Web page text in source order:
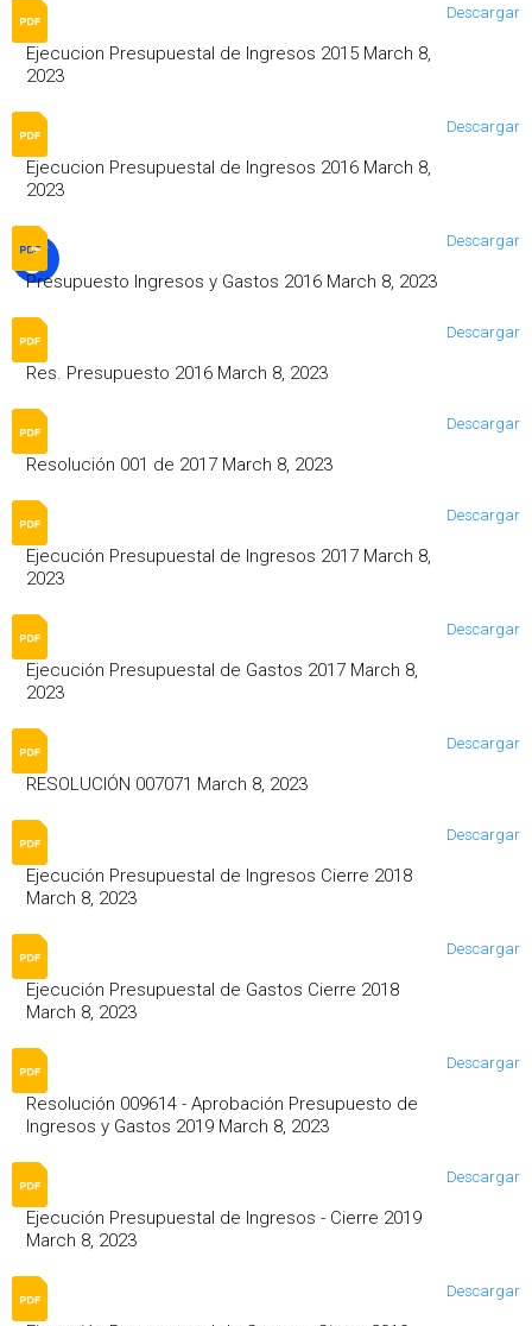
Ejecucion Presupuestal de Ingresos 2015 March 8,
2023
Descargar
Ejecucion Presupuestal de Ingresos 2016 March 8,
2023
Descargar
Presupuesto Ingresos y Gastos 2016 March 8, 2023
Descargar
Res. Presupuesto 2016 March 8, 2023
Descargar
Resolución 001 de 2017 March 8, 2023
Descargar
Ejecución Presupuestal de Ingresos 2017 March 8,
2023
Descargar
Ejecución Presupuestal de Gastos 2017 March 8,
2023
Descargar
RESOLUCIÓN 007071 March 8, 2023
Descargar
Ejecución Presupuestal de Ingresos Cierre 2018
March 8, 2023
Descargar
Ejecución Presupuestal de Gastos Cierre 2018
March 8, 2023
Descargar
Resolución 009614 - Aprobación Presupuesto de
Ingresos y Gastos 2019 March 8, 2023
Descargar
Ejecución Presupuestal de Ingresos - Cierre 2019
March 8, 2023
Descargar
Descargar